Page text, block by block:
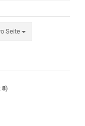
Seite
8)